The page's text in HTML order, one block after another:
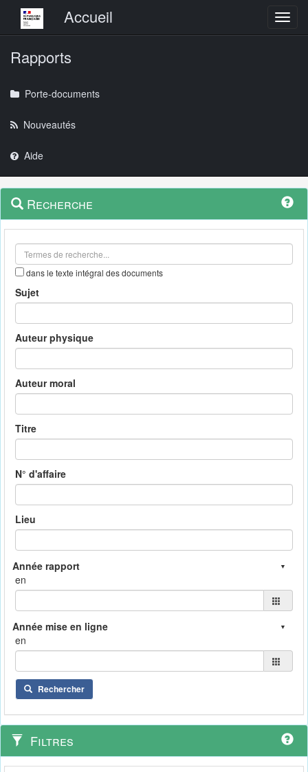
Menu principalAccueil
Rapports
Porte-documents
Nouveautés
Aide
Navigation
outils
Menu
contextuel
Recherche
dans le texte intégral des documents
Sujet
Auteur physique
Auteur moral
Titre
N° d'affaire
Lieu
en
en
Rechercher
Filtres